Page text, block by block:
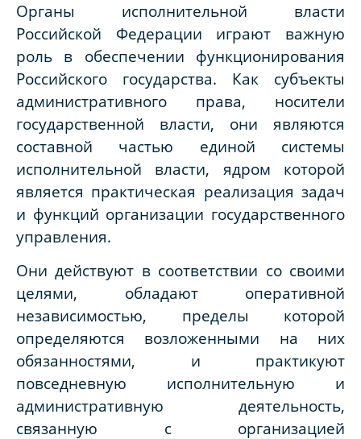
Органы исполнительной власти
Российской Федерации играют важную
роль в обеспечении функционирования
Российского государства. Как субъекты
административного права, носители
государственной власти, они являются
составной частью единой системы
исполнительной власти, ядром которой
является практическая реализация задач
и функций организации государственного
управления.
Они действуют в соответствии со своими
целями, обладают оперативной
независимостью, пределы которой
определяются возложенными на них
обязанностями, и практикуют
повседневную исполнительную и
административную деятельность,
связанную с организацией